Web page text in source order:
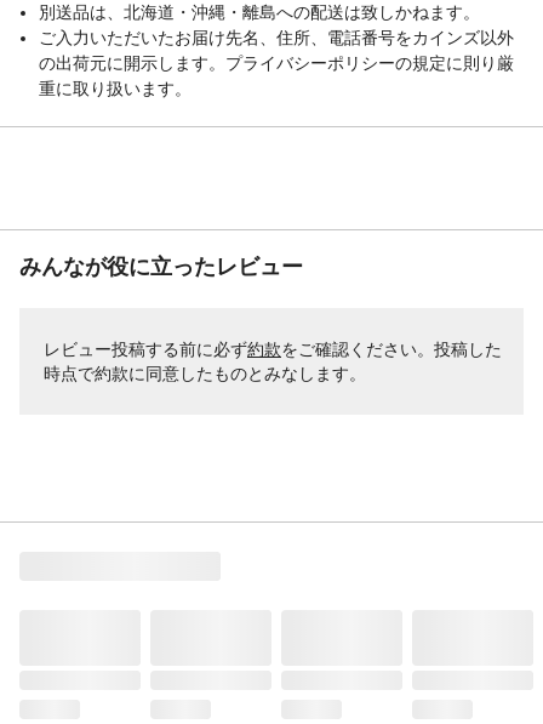
別送品は、北海道・沖縄・離島への配送は致しかねます。
ご入力いただいたお届け先名、住所、電話番号をカインズ以外
の出荷元に開示します。プライバシーポリシーの規定に則り厳
重に取り扱います。
みんなが役に立ったレビュー
レビュー投稿する前に必ず約款をご確認ください。投稿した
時点で約款に同意したものとみなします。